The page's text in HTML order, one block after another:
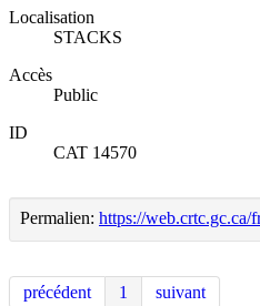
Localisation
STACKS
Accès
Public
ID
CAT 14570
Permalien: https://web.crtc.gc.ca/
précédent 1 suivant